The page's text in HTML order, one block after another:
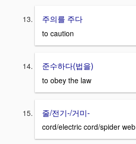
주의를 주다
to caution
준수하다(법을)
to obey the law
줄/전기-/거미-
cord/electric cord/spider web